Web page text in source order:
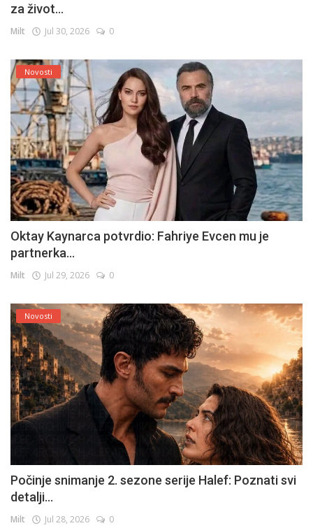
za život...
Milt Jul 30, 2026 0
Novosti
Oktay Kaynarca potvrdio: Fahriye Evcen mu je
partnerka...
Milt Jul 29, 2026 0
Novosti
Počinje snimanje 2. sezone serije Halef: Poznati svi
detalji...
Milt Jul 28, 2026 0